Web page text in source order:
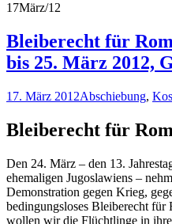
17März/12
Bleiberecht für
bis 25. März 2012,
17. März 2012Abschiebung,
Bleiberecht für
Den 24. März – den 13.
ehemaligen Jugoslawiens –
Demonstration gegen Krieg,
bedingungsloses Bleiberecht
wollen wir die Flüchtlinge in